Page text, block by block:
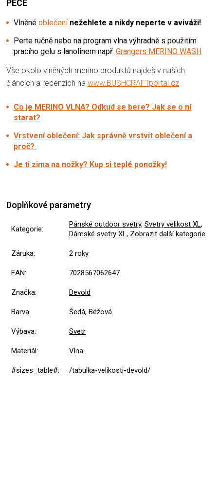
PÉČE
Vlněné oblečení nežehlete a nikdy neperte v aviváži!
Perte ručně nebo na program vlna výhradně s použitím
pracího gelu s lanolinem např. Grangers MERINO WASH
Vše okolo vlněných merino produktů najdeš v našich
článcích a recenzích na www.BUSHCRAFTportal.cz
Co je MERINO VLNA? Odkud se bere? Jak se o ní
starat?
Vrstvení oblečení: Jak správně vrstvit oblečení a
proč?
Je ti zima na nožky? Kup si teplé ponožky!
Doplňkové parametry
Kategorie:
Pánské outdoor svetry, Svetry velikost XL,
Dámské svetry XL, Zobrazit další kategorie
Záruka: 2 roky
EAN: 7028567062647
Značka: Devold
Barva: Šedá, Béžová
Výbava: Svetr
Materiál: Vlna
#sizes_table#: /tabulka-velikosti-devold/